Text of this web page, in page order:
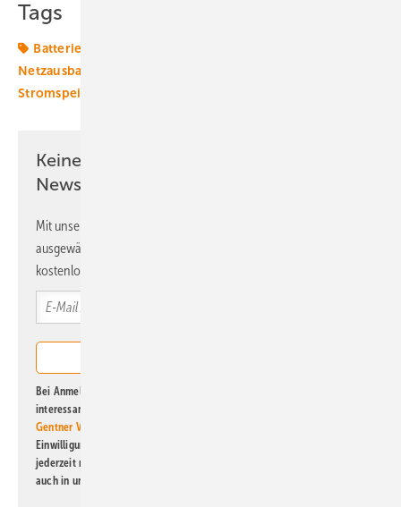
Tags
Batterie
Netzausbau
Stromspeicher
Keine Zeit? Kein Problem mit dem ERE
Newsletter!
Mit unserem Newsletter erhalten Sie regelmäßig von uns
ausgewählte Informationen und Neuigkeiten, gebündelt und
kostenlos direkt ins Postfach.
Bei Anmeldung zu diesem Newsletter bin ich damit einverstanden, über
interessante Verlags- und Online-Angebote
Gentner Verlag GmbH & Co. KG
Einwilligung kann ich jederzeit widerrufen und eine Abmeldung ist
jederzeit möglich. Informationen zum Umgang mit Daten finden Sie
auch in unserer